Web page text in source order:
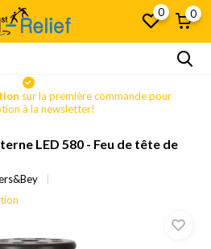
0 0
sur la première commande pour
à la newsletter!
LED 580 - Feu de tête de